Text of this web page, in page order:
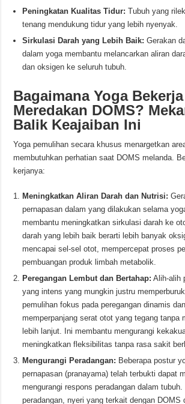
Peningkatan Kualitas Tidur: Tubuh yang
tenang mendukung tidur yang lebih nyenyak.
Sirkulasi Darah yang Lebih Baik: Gerakan
dalam yoga membantu melancarkan aliran
dan oksigen ke seluruh tubuh.
Bagaimana Yoga Bekerja
Meredakan DOMS?
Balik Keajaiban Ini
Yoga pemulihan secara khusus menargetkan
membutuhkan perhatian saat DOMS melanda.
kerjanya:
Meningkatkan Aliran Darah dan Nutrisi:
pernapasan dalam yang dilakukan selama
membantu meningkatkan sirkulasi darah ke
darah yang lebih baik berarti lebih banyak
mencapai sel-sel otot, mempercepat proses
pembuangan produk limbah metabolik.
Peregangan Lembut dan Bertahap: Alih-alih
yang intens yang mungkin justru
pemulihan fokus pada peregangan dinamis
memperpanjang serat otot yang tegang tanpa
lebih lanjut. Ini membantu mengurangi
meningkatkan fleksibilitas tanpa rasa sakit
Mengurangi Peradangan: Beberapa postur
pernapasan (pranayama) telah terbukti dapat
mengurangi respons peradangan dalam
peradangan, nyeri yang terkait dengan DOMS